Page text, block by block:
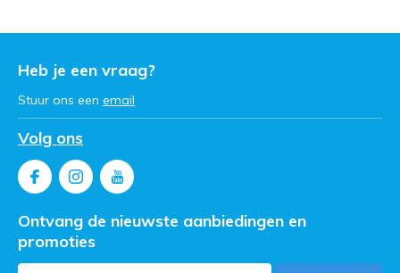
Heb je een vraag?
Stuur ons een email
Volg ons
Ontvang de nieuwste aanbiedingen en
promoties